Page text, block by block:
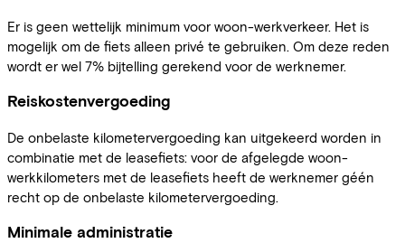
Er is geen wettelijk minimum voor woon-werkverkeer. Het is
mogelijk om de fiets alleen privé te gebruiken. Om deze reden
wordt er wel 7% bijtelling gerekend voor de werknemer.
Reiskostenvergoeding
De onbelaste kilometervergoeding kan uitgekeerd worden in
combinatie met de leasefiets: voor de afgelegde woon-
werkkilometers met de leasefiets heeft de werknemer géén
recht op de onbelaste kilometervergoeding.
Minimale administratie